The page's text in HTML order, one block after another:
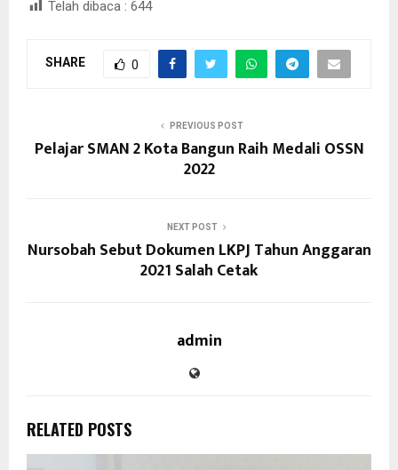
Telah dibaca : 644
SHARE 0
PREVIOUS POST
Pelajar SMAN 2 Kota Bangun Raih Medali OSSN
2022
NEXT POST
Nursobah Sebut Dokumen LKPJ Tahun Anggaran
2021 Salah Cetak
admin
RELATED POSTS